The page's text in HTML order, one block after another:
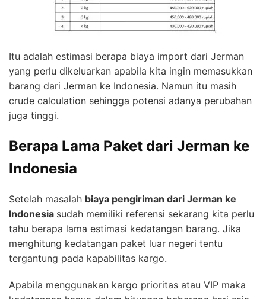
Itu adalah estimasi berapa biaya import dari Jerman
yang perlu dikeluarkan apabila kita ingin memasukkan
barang dari Jerman ke Indonesia. Namun itu masih
crude calculation sehingga potensi adanya perubahan
juga tinggi.
Berapa Lama Paket dari Jerman ke
Indonesia
Setelah masalah biaya pengiriman dari Jerman ke
Indonesia sudah memiliki referensi sekarang kita perlu
tahu berapa lama estimasi kedatangan barang. Jika
menghitung kedatangan paket luar negeri tentu
tergantung pada kapabilitas kargo.
Apabila menggunakan kargo prioritas atau VIP maka